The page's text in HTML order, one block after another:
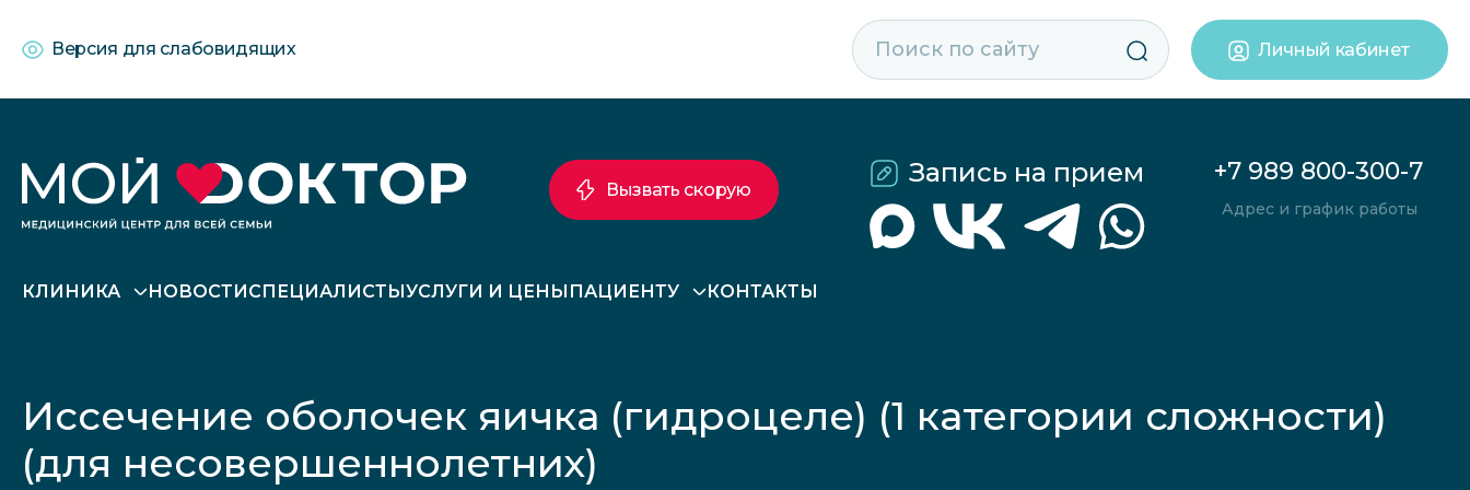
Версия для слабовидящих Личный кабинет
Запись на прием +7 989 800-300-7
Адрес и график работы
КЛИНИКА НОВОСТИСПЕЦИАЛИСТЫУСЛУГИ И ЦЕНЫ ПАЦИЕНТУ КОНТАКТЫ
Вызвать скорую
Иссечение оболочек яичка (гидроцеле) (1 категории сложности)
(для несовершеннолетних)